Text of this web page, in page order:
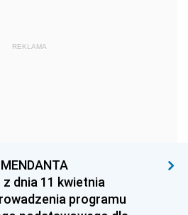
REKLAMA
z dnia 11 kwietnia
programu